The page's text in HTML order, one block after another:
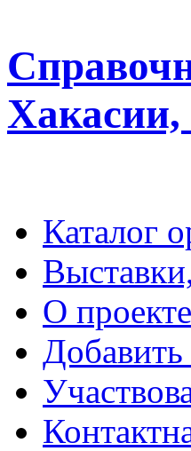
Каталог
О проекте